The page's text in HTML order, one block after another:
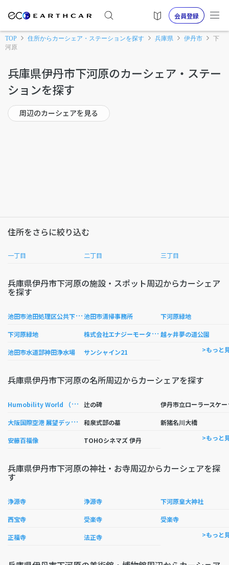
会員登録
TOP 住所からカーシェア・ステーションを探す 兵庫県 伊丹市
下
河原
兵庫県伊丹市下河原のカーシェア・ステー
ションを探す
周辺のカーシェアを見る
住所をさらに絞り込む
一丁目 二丁目 三丁目
兵庫県伊丹市下河原の施設・スポット周辺からカーシェア
を探す
池
田市池田処理区公共下水道池田処理場池田市清掃事務所 下河原緑地
下河原緑地 株
式会社エナジーモータースタイル 越ヶ井夢の道公園
池田市水道部神田浄水場 サンシャイン21 >もっと
兵庫県伊丹市下河原の名所周辺からカーシェアを探す
H
umobility World （ヒューモビリティワールド） 辻の碑
大
阪国際空港 展望デッキ｢ラ ソーラ｣ 和泉式部の墓 新猪名川大橋
安藤百福像 TOHOシネマズ 伊丹 >もっと
兵庫県伊丹市下河原の神社・お寺周辺からカーシェアを探
す
浄源寺 浄源寺 下河原皇大神社
西宝寺 受楽寺 受楽寺
正福寺 法正寺 >もっと